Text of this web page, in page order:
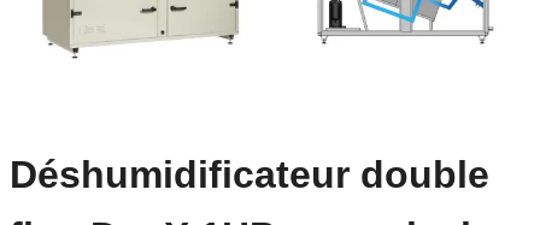
Déshumidificateur double